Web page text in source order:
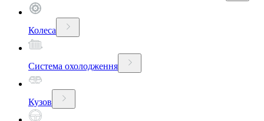
Колеса
Система охолодження
Кузов